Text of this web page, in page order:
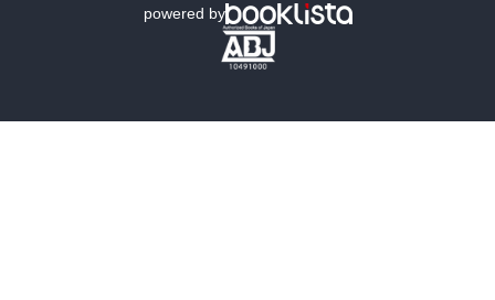
文学
powered by